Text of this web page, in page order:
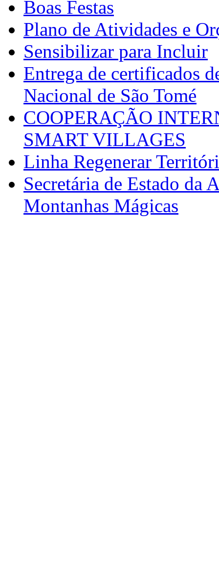
Boas Festas
Plano de Atividades e
Sensibilizar para Incluir
Entrega de certificados
Nacional de São Tomé
COOPERAÇÃO
SMART VILLAGES
Linha Regenerar
Secretária de Estado da
Montanhas Mágicas